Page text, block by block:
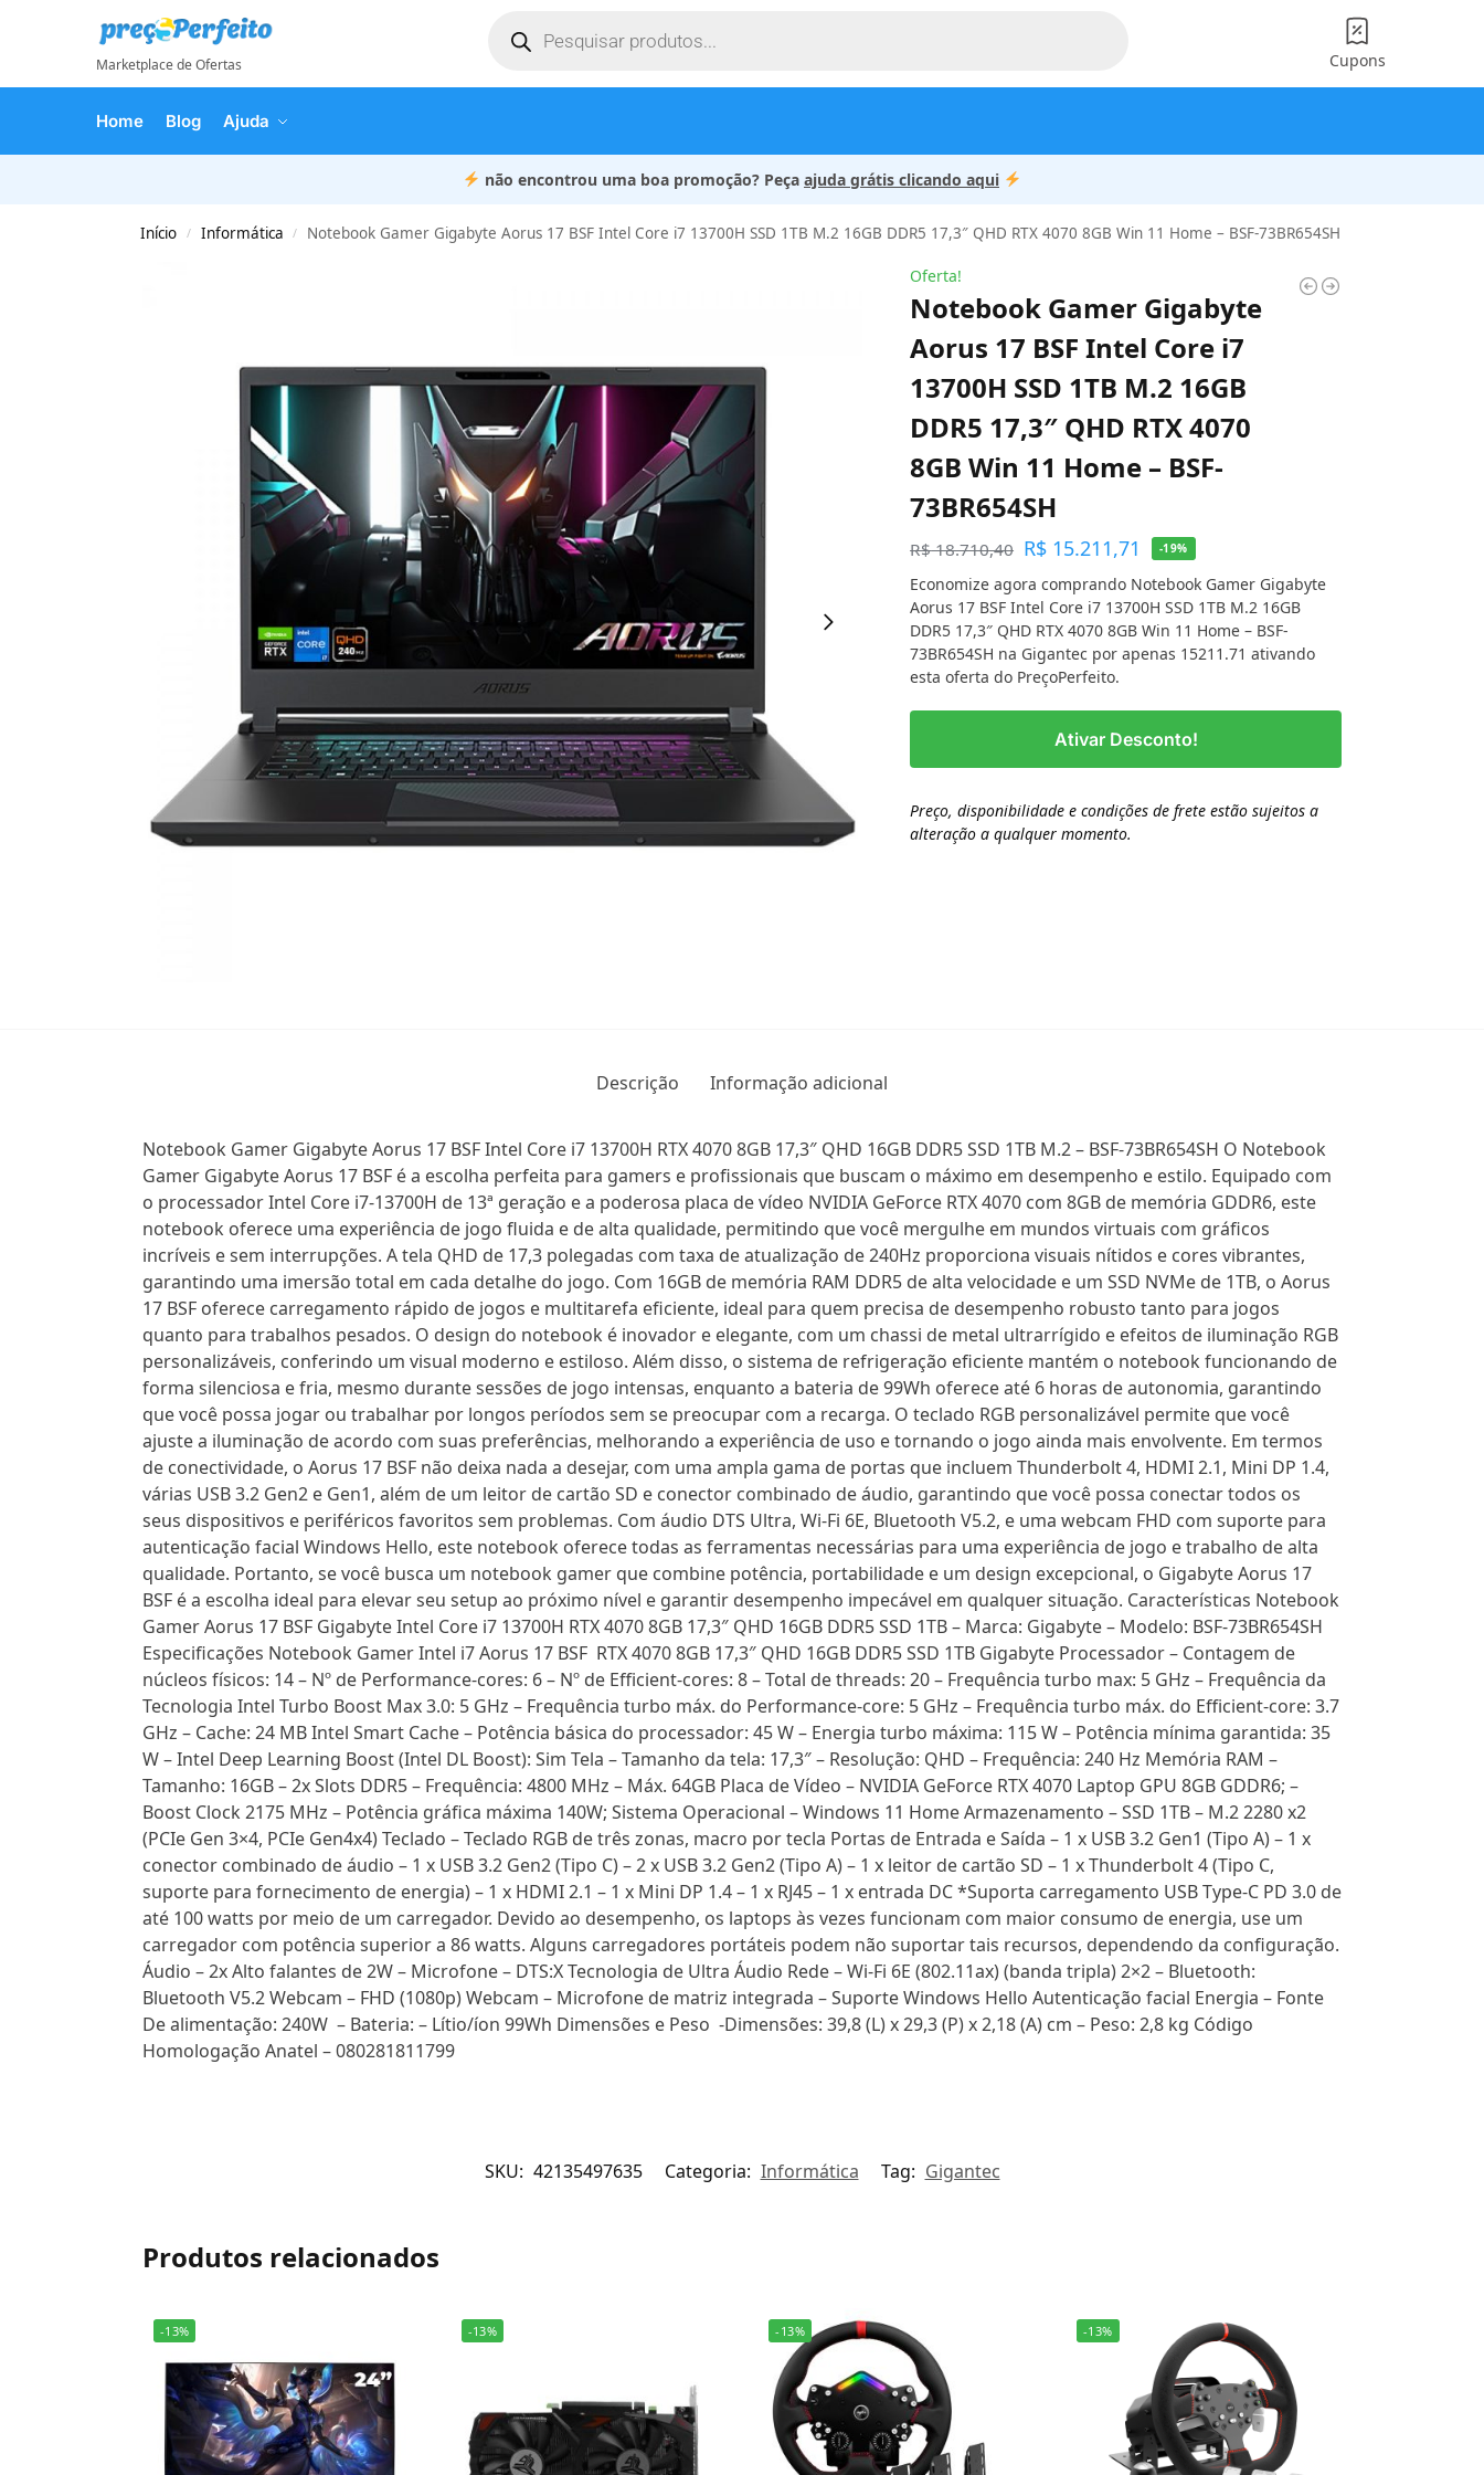
Marketplace de Ofertas Cupons
Home Blog Ajuda
não encontrou uma boa promoção? Peça ajuda grátis clicando aqui
Início / Informática / Notebook Gamer Gigabyte Aorus 17 BSF Intel Core i7 13700H SSD 1TB M.2 16GB DDR5 17,3″ QHD RTX 4070 8GB Win 11 Home – BSF-73BR654SH
Oferta!
Notebook Gamer Gigabyte
Aorus 17 BSF Intel Core i7
13700H SSD 1TB M.2 16GB
DDR5 17,3″ QHD RTX 4070
8GB Win 11 Home – BSF-
73BR654SH
R$18.710,40 R$ 15.211,71 -19%
Economize agora comprando Notebook Gamer Gigabyte
Aorus 17 BSF Intel Core i7 13700H SSD 1TB M.2 16GB
DDR5 17,3″ QHD RTX 4070 8GB Win 11 Home – BSF-
73BR654SH na Gigantec por apenas 15211.71 ativando
esta oferta do PreçoPerfeito.
Ativar Desconto!
Preço, disponibilidade e condições de frete estão sujeitos a
alteração a qualquer momento.
Descrição Informação adicional
Notebook Gamer Gigabyte Aorus 17 BSF Intel Core i7 13700H RTX 4070 8GB 17,3″ QHD 16GB DDR5 SSD 1TB M.2 – BSF-73BR654SH O Notebook
Gamer Gigabyte Aorus 17 BSF é a escolha perfeita para gamers e profissionais que buscam o máximo em desempenho e estilo. Equipado com
o processador Intel Core i7-13700H de 13ª geração e a poderosa placa de vídeo NVIDIA GeForce RTX 4070 com 8GB de memória GDDR6, este
notebook oferece uma experiência de jogo fluida e de alta qualidade, permitindo que você mergulhe em mundos virtuais com gráficos
incríveis e sem interrupções. A tela QHD de 17,3 polegadas com taxa de atualização de 240Hz proporciona visuais nítidos e cores vibrantes,
garantindo uma imersão total em cada detalhe do jogo. Com 16GB de memória RAM DDR5 de alta velocidade e um SSD NVMe de 1TB, o Aorus
17 BSF oferece carregamento rápido de jogos e multitarefa eficiente, ideal para quem precisa de desempenho robusto tanto para jogos
quanto para trabalhos pesados. O design do notebook é inovador e elegante, com um chassi de metal ultrarrígido e efeitos de iluminação RGB
personalizáveis, conferindo um visual moderno e estiloso. Além disso, o sistema de refrigeração eficiente mantém o notebook funcionando de
forma silenciosa e fria, mesmo durante sessões de jogo intensas, enquanto a bateria de 99Wh oferece até 6 horas de autonomia, garantindo
que você possa jogar ou trabalhar por longos períodos sem se preocupar com a recarga. O teclado RGB personalizável permite que você
ajuste a iluminação de acordo com suas preferências, melhorando a experiência de uso e tornando o jogo ainda mais envolvente. Em termos
de conectividade, o Aorus 17 BSF não deixa nada a desejar, com uma ampla gama de portas que incluem Thunderbolt 4, HDMI 2.1, Mini DP 1.4,
várias USB 3.2 Gen2 e Gen1, além de um leitor de cartão SD e conector combinado de áudio, garantindo que você possa conectar todos os
seus dispositivos e periféricos favoritos sem problemas. Com áudio DTS Ultra, Wi-Fi 6E, Bluetooth V5.2, e uma webcam FHD com suporte para
autenticação facial Windows Hello, este notebook oferece todas as ferramentas necessárias para uma experiência de jogo e trabalho de alta
qualidade. Portanto, se você busca um notebook gamer que combine potência, portabilidade e um design excepcional, o Gigabyte Aorus 17
BSF é a escolha ideal para elevar seu setup ao próximo nível e garantir desempenho impecável em qualquer situação. Características Notebook
Gamer Aorus 17 BSF Gigabyte Intel Core i7 13700H RTX 4070 8GB 17,3″ QHD 16GB DDR5 SSD 1TB – Marca: Gigabyte – Modelo: BSF-73BR654SH
Especificações Notebook Gamer Intel i7 Aorus 17 BSF RTX 4070 8GB 17,3″ QHD 16GB DDR5 SSD 1TB Gigabyte Processador – Contagem de
núcleos físicos: 14 – Nº de Performance-cores: 6 – Nº de Efficient-cores: 8 – Total de threads: 20 – Frequência turbo max: 5 GHz – Frequência da
Tecnologia Intel Turbo Boost Max 3.0: 5 GHz – Frequência turbo máx. do Performance-core: 5 GHz – Frequência turbo máx. do Efficient-core: 3.7
GHz – Cache: 24 MB Intel Smart Cache – Potência básica do processador: 45 W – Energia turbo máxima: 115 W – Potência mínima garantida: 35
W – Intel Deep Learning Boost (Intel DL Boost): Sim Tela – Tamanho da tela: 17,3″ – Resolução: QHD – Frequência: 240 Hz Memória RAM –
Tamanho: 16GB – 2x Slots DDR5 – Frequência: 4800 MHz – Máx. 64GB Placa de Vídeo – NVIDIA GeForce RTX 4070 Laptop GPU 8GB GDDR6; –
Boost Clock 2175 MHz – Potência gráfica máxima 140W; Sistema Operacional – Windows 11 Home Armazenamento – SSD 1TB – M.2 2280 x2
(PCIe Gen 3×4, PCIe Gen4x4) Teclado – Teclado RGB de três zonas, macro por tecla Portas de Entrada e Saída – 1 x USB 3.2 Gen1 (Tipo A) – 1 x
conector combinado de áudio – 1 x USB 3.2 Gen2 (Tipo C) – 2 x USB 3.2 Gen2 (Tipo A) – 1 x leitor de cartão SD – 1 x Thunderbolt 4 (Tipo C,
suporte para fornecimento de energia) – 1 x HDMI 2.1 – 1 x Mini DP 1.4 – 1 x RJ45 – 1 x entrada DC *Suporta carregamento USB Type-C PD 3.0 de
até 100 watts por meio de um carregador. Devido ao desempenho, os laptops às vezes funcionam com maior consumo de energia, use um
carregador com potência superior a 86 watts. Alguns carregadores portáteis podem não suportar tais recursos, dependendo da configuração.
Áudio – 2x Alto falantes de 2W – Microfone – DTS:X Tecnologia de Ultra Áudio Rede – Wi-Fi 6E (802.11ax) (banda tripla) 2×2 – Bluetooth:
Bluetooth V5.2 Webcam – FHD (1080p) Webcam – Microfone de matriz integrada – Suporte Windows Hello Autenticação facial Energia – Fonte
De alimentação: 240W – Bateria: – Lítio/íon 99Wh Dimensões e Peso -Dimensões: 39,8 (L) x 29,3 (P) x 2,18 (A) cm – Peso: 2,8 kg Código
Homologação Anatel – 080281811799
SKU: 42135497635 Categoria: Informática Tag: Gigantec
Produtos relacionados
-13% -13% -13% -13%